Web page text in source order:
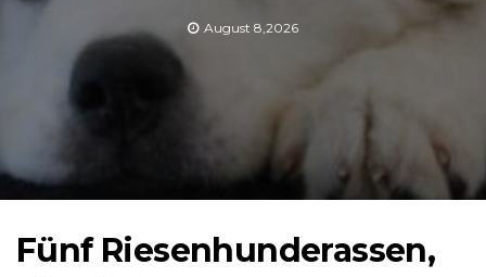
August 8,2026
Fünf Riesenhunderassen,